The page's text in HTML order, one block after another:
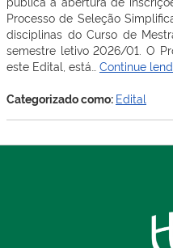
Processo de Seleção
disciplinas do Curso de
semestre letivo 2026/01. O
este Edital, está… Continue
Categorizado como: Edital